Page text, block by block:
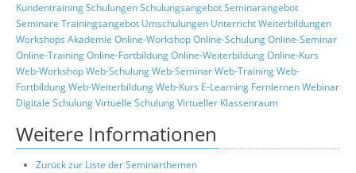
KundentrainingSchulungenSchulungsangebotSeminarangebot
Seminare Trainingsangebot Umschulungen UnterrichtWeiterbildungen
Workshops Akademie Online-WorkshopOnline-SchulungOnline-Seminar
Online-TrainingOnline-FortbildungOnline-WeiterbildungOnline-Kurs
Web-WorkshopWeb-SchulungWeb-SeminarWeb-TrainingWeb-
FortbildungWeb-WeiterbildungWeb-Kurs E-Learning FernlernenWebinar
Digitale SchulungVirtuelle SchulungVirtueller Klassenraum
Weitere Informationen
Zurück zur Liste der Seminarthemen